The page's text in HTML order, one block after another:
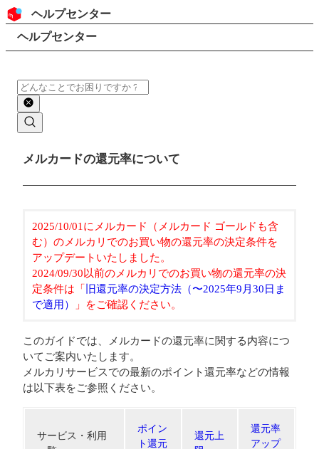
コンテンツにスキップ
ヘッダー
ヘルプセンター
検索
パンくずリスト
ヘルプセンター
検索
メインコンテンツ
メルカードの還元率について
2025/10/01にメルカード（メルカード ゴールドも含
む）のメルカリでのお買い物の還元率の決定条件を
アップデートいたしました。
2024/09/30以前のメルカリでのお買い物の還元率の決
定条件は「
旧還元率の決定方法（〜2025年9月30日ま
で適用）
」をご確認ください。
このガイドでは、メルカードの還元率に関する内容につ
いてご案内いたします。
メルカリサービスでの最新のポイント還元率などの情報
は以下表をご参照ください。
サービス・利用
ポイン
ト還元
還元上
還元率
アップ